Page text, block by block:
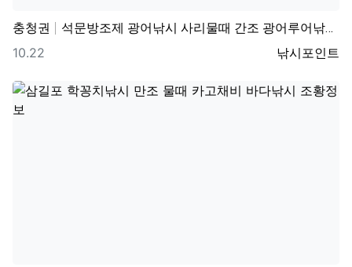
충청권 석문방조제 광어낚시 사리물때 간조 광어루어낚시 조황정보
등록자
낚시포인트
등록일
10.22